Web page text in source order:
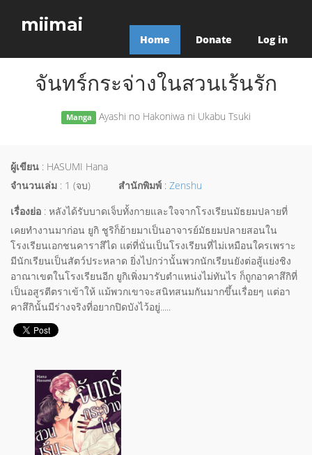
miimai
Home Donate Log in
จันทร์กระจ่างในสวนเร้นรัก
Manga Ayashi no Hakoniwa ni Ukabu Tsuki
ผู้เขียน : HASUMI Hana
จำนวนเล่ม : 1 (จบ) สำนักพิมพ์ : Zenshu
เรื่องย่อ : หลังได้รับบาดเจ็บทั้งกายและใจจากโรงเรียนมัธยมปลายที่
เคยทำงานมาก่อน ยูกิ ชูริก็ย้ายมาเป็นอาจารย์มัธยมปลายสอนใน
โรงเรียนเอกชนคาราสึได แต่ที่นั่นเป็นโรงเรียนที่ไม่เหมือนใครเพราะ
มีนักเรียนเป็นสัตว์ประหลาด ยิ่งไปกว่านั้นพวกนักเรียนยังต่อสู้แย่งชิง
อาณาเขตในโรงเรียนอีก ยูกิเพิ่งมารับตำแหน่งไม่ทันไร ก็ถูกอาคาสึกิที่
เป็นอสูรตีตราเข้าให้ แม้พวกเขาจะสนิทสนมกันมากขึ้นเรื่อยๆ แต่อา
คาสึกินั้นมีร่างจริงที่อยากปิดบังไว้อยู่.....